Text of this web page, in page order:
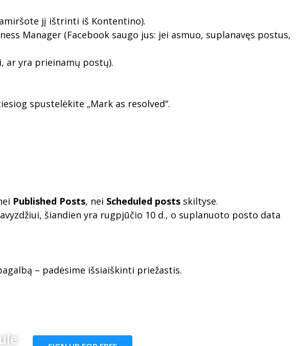
jį ištrinti iš Kontentino).
Manager (Facebook saugo jus: jei asmuo, suplanavęs postus,
ar yra prieinamų postų).
spustelėkite „Mark as resolved“.
Published Posts, nei Scheduled posts skiltyse.
šiandien yra rugpjūčio 10 d., o suplanuoto posto data
– padėsime išsiaiškinti priežastis.